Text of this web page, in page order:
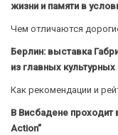
жизни и памяти в
Чем отличаются
Берлин: выставка
из главных
Как рекомендации и
В Висбадене проходит
Action”